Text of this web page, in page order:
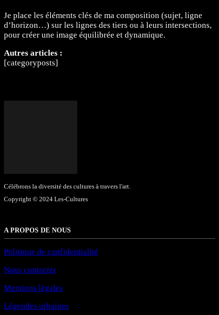
Je place les éléments clés de ma composition (sujet, ligne
d’horizon…) sur les lignes des tiers ou à leurs intersections,
pour créer une image équilibrée et dynamique.
Autres articles :
[categoryposts]
Célébrons la diversité des cultures à travers l'art.
Copyright © 2024 Les-Cultures
A PROPOS DE NOUS
Politique de confidentialité
Nous contacter
Mentions légales
Légendes urbaines